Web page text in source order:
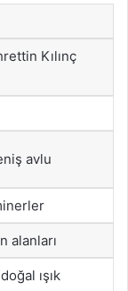
Kılınç
avlu
alanları
ışık